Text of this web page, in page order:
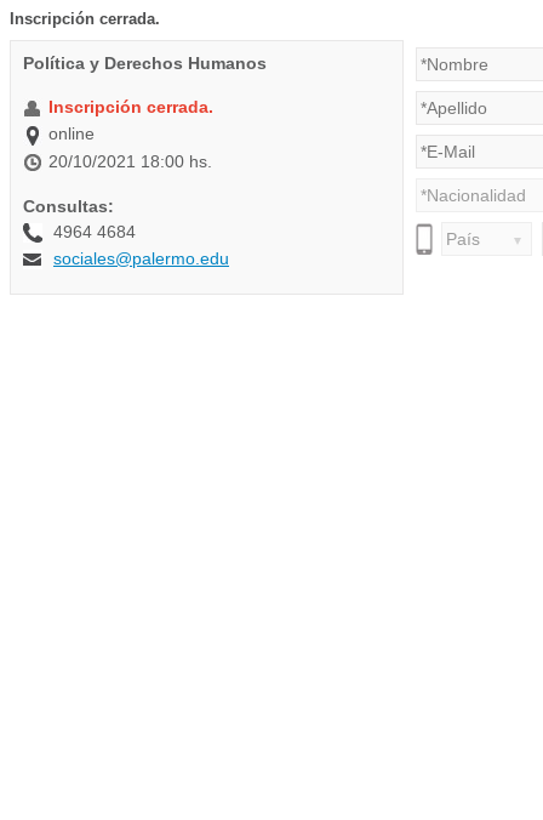
Inscripción cerrada.
Política y Derechos Humanos
Inscripción cerrada.
online
20/10/2021 18:00 hs.
Consultas:
4964 4684
sociales@palermo.edu